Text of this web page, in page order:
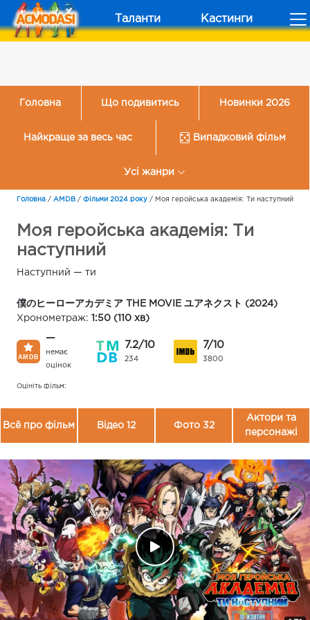
Таланти Кастинги
Головна Що подивитись Новинки 2026
Найкраще за весь час Випадковий фільм
Усі жанри
Головна / AMDB / Фільми 2024 року / Моя геройська академія: Ти наступний
Моя геройська академія: Ти
наступний
Наступний — ти
僕のヒーローアカデミア THE MOVIE ユアネクスト (2024)
Хронометраж: 1:50 (110 хв)
—
немає
оцінок
7.2/10
234
7/10
3800
Оцініть фільм:
Всё про фільм Відео 12 Фото 32
Актори та
персонажі